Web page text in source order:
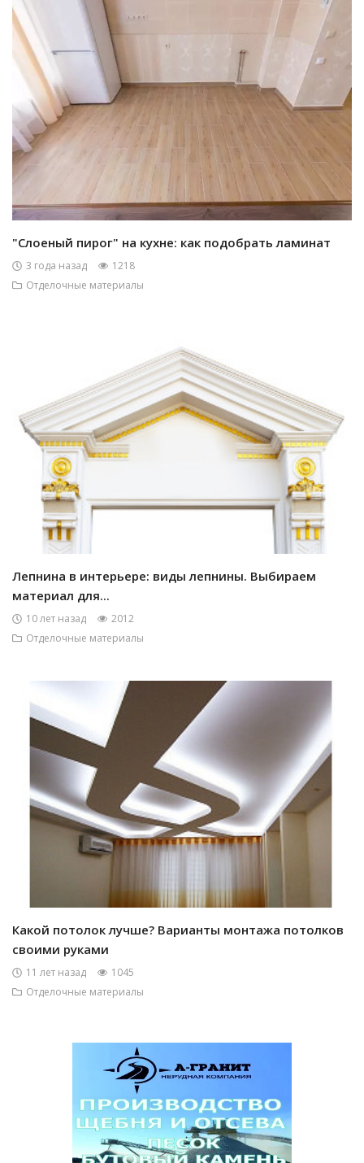
"Слоеный пирог" на кухне: как подобрать ламинат
3 года назад
1218
Отделочные материалы
Лепнина в интерьере: виды лепнины. Выбираем
материал для...
10 лет назад
2012
Отделочные материалы
Какой потолок лучше? Варианты монтажа потолков
своими руками
11 лет назад
1045
Отделочные материалы